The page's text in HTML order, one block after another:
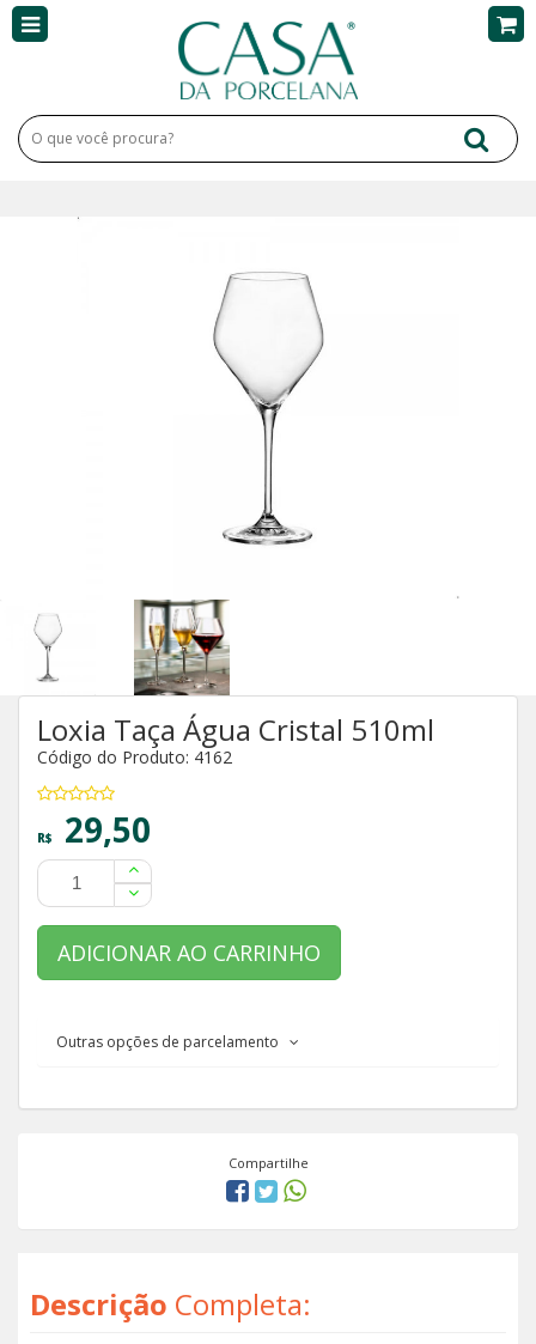
Loxia Taça Água Cristal 510ml
Código do Produto: 4162
R$ 29,50
ADICIONAR AO CARRINHO
Outras opções de parcelamento
Compartilhe
Descrição Completa: